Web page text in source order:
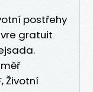
postřehy
gratuit
Životní